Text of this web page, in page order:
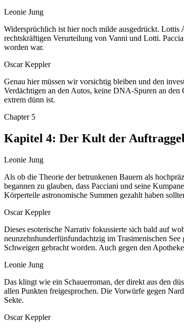
Leonie Jung
Widersprüchlich ist hier noch milde ausgedrückt. Lottis
rechtskräftigen Verurteilung von Vanni und Lotti.
worden war.
Oscar Keppler
Genau hier müssen wir vorsichtig bleiben und den
Verdächtigen an den Autos, keine DNA-Spuren an
extrem dünn ist.
Chapter 5
Kapitel 4: Der Kult der
Leonie Jung
Als ob die Theorie der betrunkenen Bauern als
begannen zu glauben, dass Pacciani und seine
Körperteile astronomische Summen gezahlt haben
Oscar Keppler
Dieses esoterische Narrativ fokussierte sich bald auf
neunzehnhunderfünfundachtzig im Trasimenischen
Schweigen gebracht worden. Auch gegen den
Leonie Jung
Das klingt wie ein Schauerroman, der direkt aus den
allen Punkten freigesprochen. Die Vorwürfe gegen
Sekte.
Oscar Keppler